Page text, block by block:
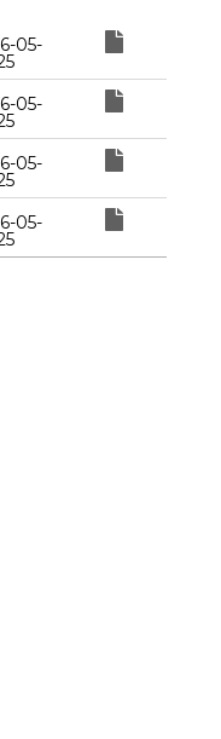
05-
05-
05-
05-